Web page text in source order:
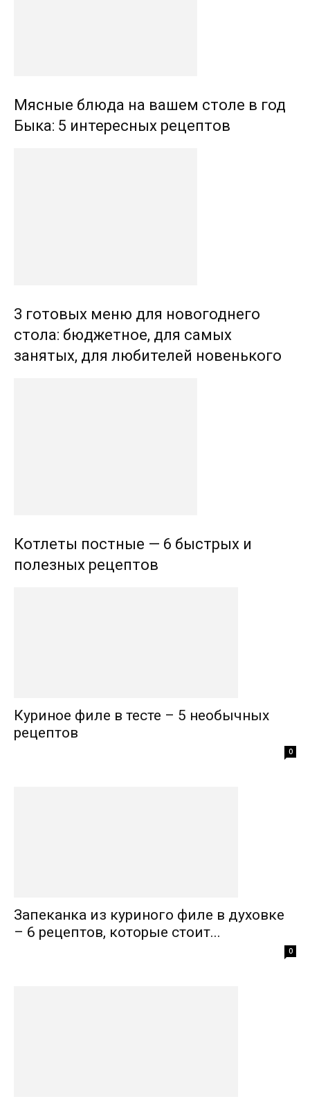
Мясные блюда на вашем столе в год
Быка: 5 интересных рецептов
3 готовых меню для новогоднего
стола: бюджетное, для самых
занятых, для любителей новенького
Котлеты постные — 6 быстрых и
полезных рецептов
Куриное филе в тесте – 5 необычных
рецептов
0
Запеканка из куриного филе в духовке
– 6 рецептов, которые стоит...
0